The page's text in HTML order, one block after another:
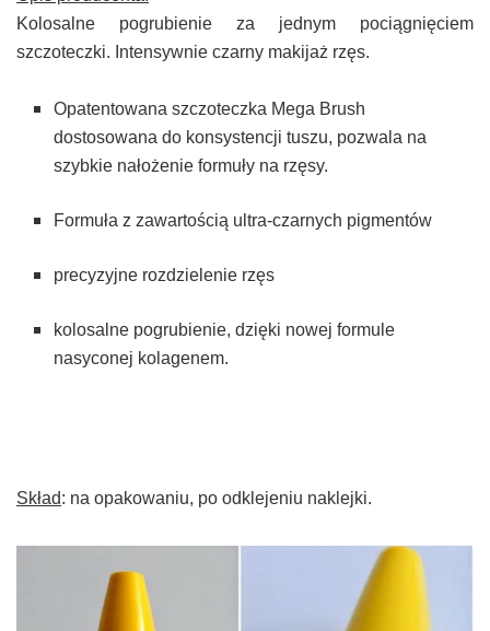
Kolosalne pogrubienie za jednym pociągnięciem
szczoteczki. Intensywnie czarny makijaż rzęs.
Opatentowana szczoteczka Mega Brush
dostosowana do konsystencji tuszu, pozwala na
szybkie nałożenie formuły na rzęsy.
Formuła z zawartością ultra-czarnych pigmentów
precyzyjne rozdzielenie rzęs
kolosalne pogrubienie, dzięki nowej formule
nasyconej kolagenem.
Skład: na opakowaniu, po odklejeniu naklejki.